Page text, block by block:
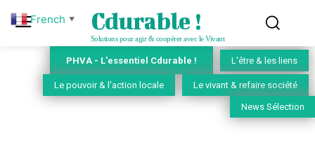
Cdurable !
Solutions pour agir & coopérer avec le Vivant
PHVA - L'essentiel Cdurable ! L'être & les liens
Le pouvoir & l'action locale Le vivant & refaire société
News Sélection
French ▼